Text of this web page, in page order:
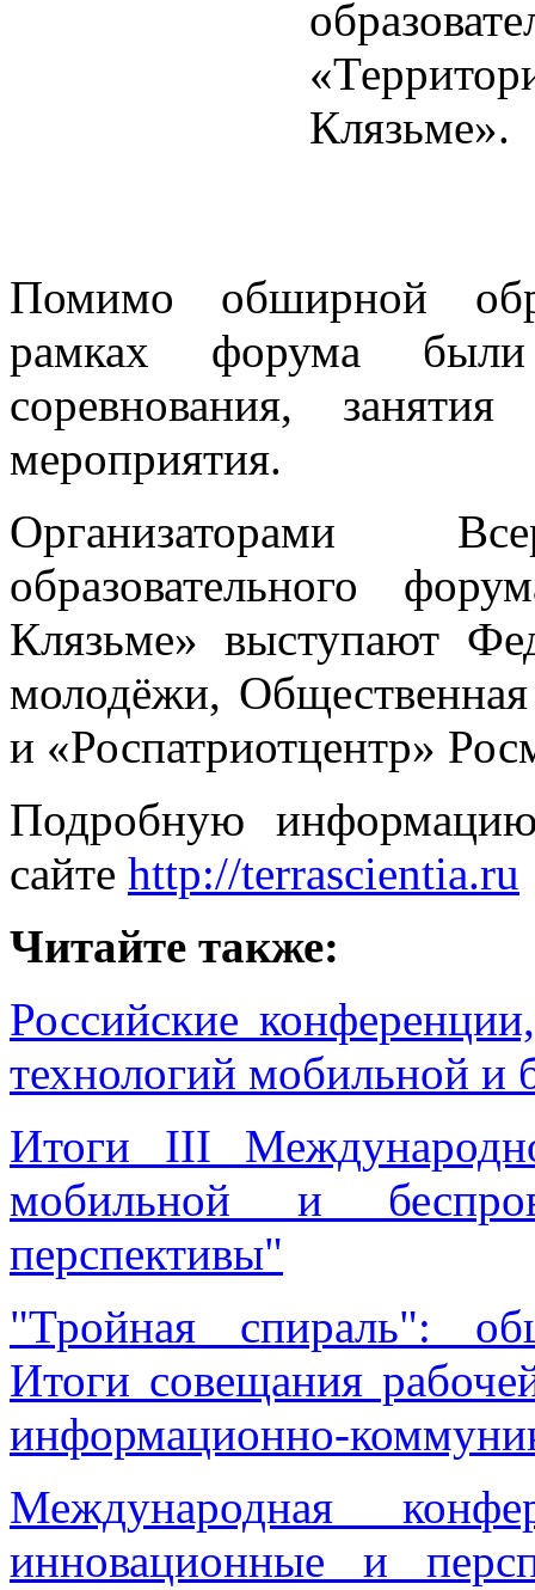
Помимо обширной
рамках форума были
соревнования,
мероприятия.
Организаторами
образовательного
Клязьме» выступают
молодёжи,
и «Роспатриотцентр»
Подробную
сайте http://terrascientia.ru
Читайте также:
Российские
технологий мобильной и
Итоги III
мобильной и
перспективы"
"Тройная спираль":
Итоги совещания
информационно-
Международная
инновационные и